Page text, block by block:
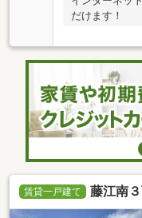
だけます！
賃貸一戸建て 藤江南